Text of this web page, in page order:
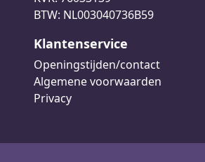
BTW: NL003040736B59
Klantenservice
Openingstijden/contact
Algemene voorwaarden
Privacy